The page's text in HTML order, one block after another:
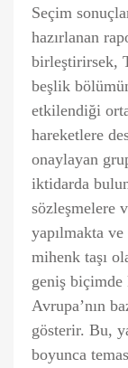
Seçim
hazırlanan
birleştirirsek,
beşlik
etkilendiği
hareketlere
onaylayan
iktidarda
sözleşmelere
yapılmakta
mihenk taşı
geniş
Avrupa’nın
gösterir. Bu,
boyunca